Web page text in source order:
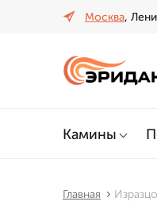
Москва,
Камины
Главная